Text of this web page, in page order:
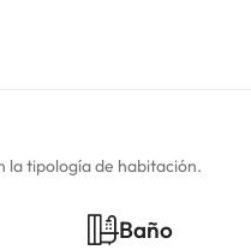
la tipología de habitación.
Baño